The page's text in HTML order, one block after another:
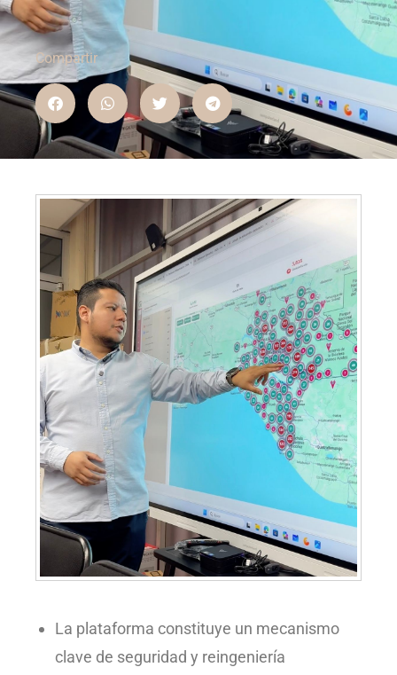
Compartir
La plataforma constituye un mecanismo
clave de seguridad y reingeniería